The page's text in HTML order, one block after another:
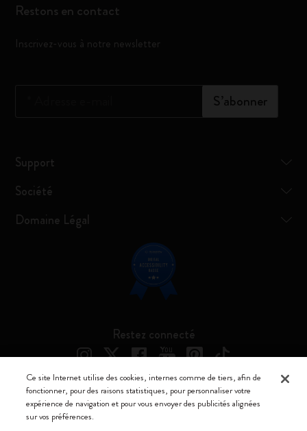
Restons en contact
Inscrivez-vous à notre newsletter
S’abonner
Support
Société
Domaine Légal
Restez connecté
Moleskine ® est une marque enregistrée de Moleskine Srl a socio unico
Ce site Internet utilise des cookies, internes comme de tiers, afin de
fonctionner, pour des raisons statistiques, pour personnaliser votre
expérience de navigation et pour vous envoyer des publicités alignées
sur vos préférences.